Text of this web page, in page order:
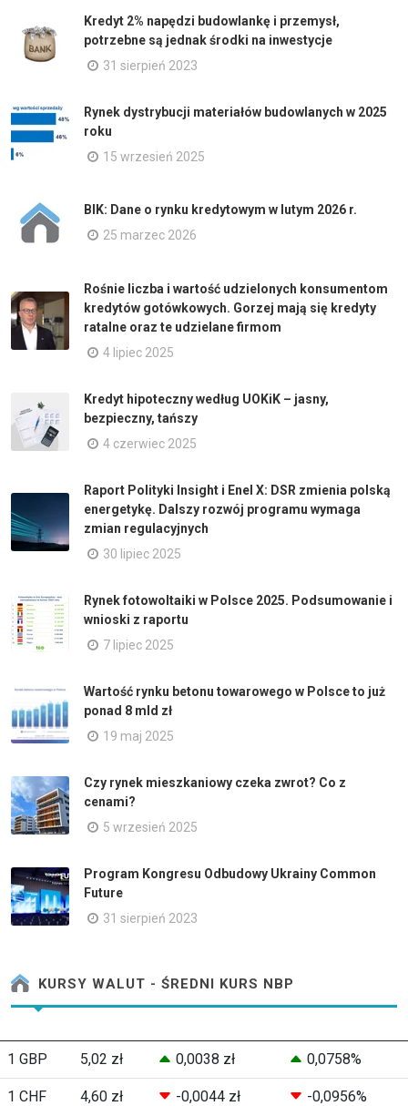
Kredyt 2% napędzi budowlankę i przemysł,
potrzebne są jednak środki na inwestycje
31 sierpień 2023
Rynek dystrybucji materiałów budowlanych w 2025
roku
15 wrzesień 2025
BIK: Dane o rynku kredytowym w lutym 2026 r.
25 marzec 2026
Rośnie liczba i wartość udzielonych konsumentom
kredytów gotówkowych. Gorzej mają się kredyty
ratalne oraz te udzielane firmom
4 lipiec 2025
Kredyt hipoteczny według UOKiK – jasny,
bezpieczny, tańszy
4 czerwiec 2025
Raport Polityki Insight i Enel X: DSR zmienia polską
energetykę. Dalszy rozwój programu wymaga
zmian regulacyjnych
30 lipiec 2025
Rynek fotowoltaiki w Polsce 2025. Podsumowanie i
wnioski z raportu
7 lipiec 2025
Wartość rynku betonu towarowego w Polsce to już
ponad 8 mld zł
19 maj 2025
Czy rynek mieszkaniowy czeka zwrot? Co z
cenami?
5 wrzesień 2025
Program Kongresu Odbudowy Ukrainy Common
Future
31 sierpień 2023
KURSY WALUT - ŚREDNI KURS NBP
1 GBP 5,02 zł 0,0038 zł 0,0758%
1 CHF 4,60 zł -0,0044 zł -0,0956%